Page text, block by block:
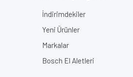
İndirimdekiler
Yeni Ürünler
Markalar
Bosch El Aletleri